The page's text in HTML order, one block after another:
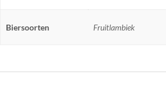
Biersoorten Fruitlambiek